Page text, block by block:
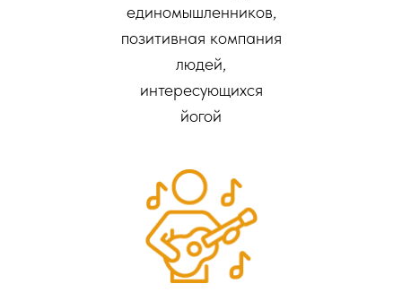
единомышленников,
позитивная компания
людей,
интересующихся
йогой